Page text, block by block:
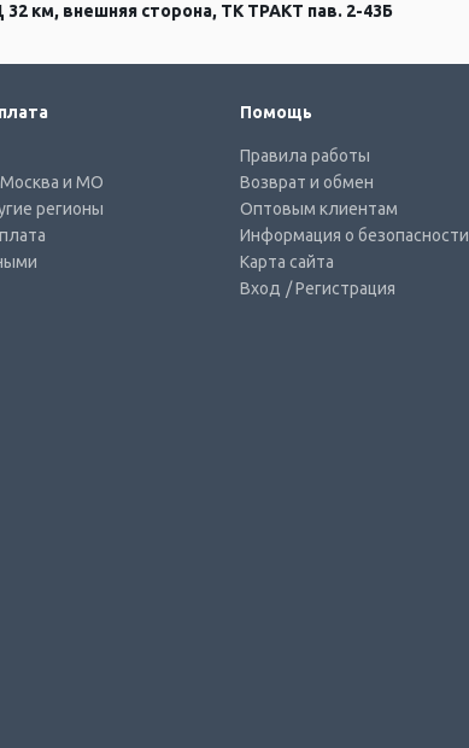
км, внешняя сторона, ТК ТРАКТ пав. 2-43Б
Москва и МО
регионы
Помощь
Правила работы
Возврат и обмен
Оптовым клиентам
Информация о безопасности
Карта сайта
Вход / Регистрация